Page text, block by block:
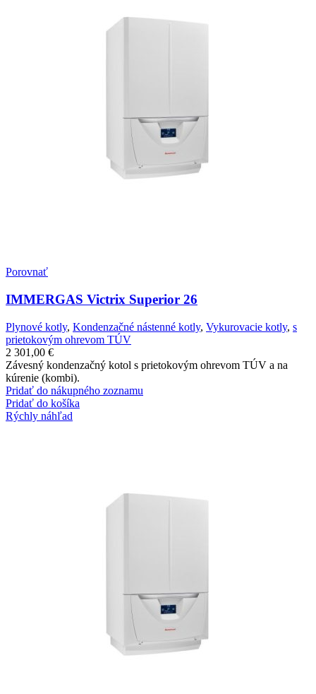
Porovnať
IMMERGAS Victrix Superior 26
Plynové kotly, Kondenzačné nástenné kotly, Vykurovacie kotly, s
prietokovým ohrevom TÚV
2 301,00 €
Závesný kondenzačný kotol s prietokovým ohrevom TÚV a na
kúrenie (kombi).
Pridať do nákupného zoznamu
Pridať do košíka
Rýchly náhľad